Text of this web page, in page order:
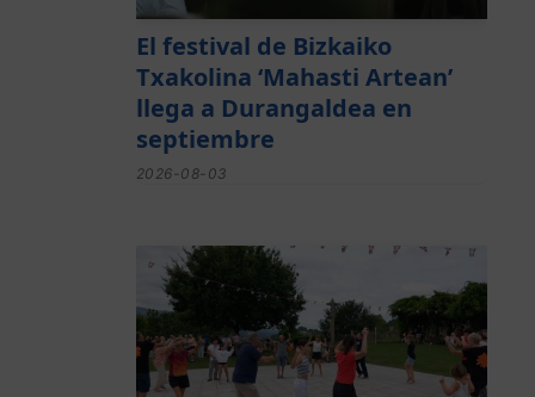
El festival de Bizkaiko
Txakolina ‘Mahasti Artean’
llega a Durangaldea en
septiembre
2026-08-03